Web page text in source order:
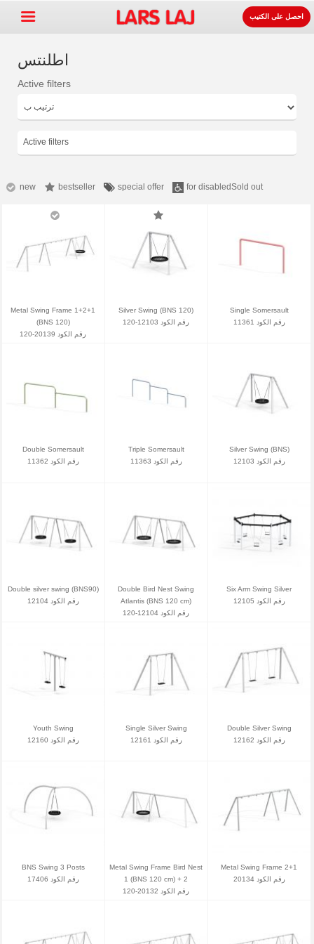
معدات ساحات اللعب
سطح +
+
Lars Laj on Facebook
احصل على الكتيب
اطلنتس
Active filters
Active filters
new bestseller special offer for disabledSold out
Metal Swing Frame 1+2+1
(BNS 120)
رقم الكود 20139-120
Silver Swing (BNS 120)
رقم الكود 12103-120
Single Somersault
رقم الكود 11361
Double Somersault
رقم الكود 11362
Triple Somersault
رقم الكود 11363
Silver Swing (BNS)
رقم الكود 12103
Double silver swing (BNS90)
رقم الكود 12104
Double Bird Nest Swing
Atlantis (BNS 120 cm)
رقم الكود 12104-120
Six Arm Swing Silver
رقم الكود 12105
Youth Swing
رقم الكود 12160
Single Silver Swing
رقم الكود 12161
Double Silver Swing
رقم الكود 12162
BNS Swing 3 Posts
رقم الكود 17406
Metal Swing Frame Bird Nest
1 (BNS 120 cm) + 2
رقم الكود 20132-120
Metal Swing Frame 2+1
رقم الكود 20134